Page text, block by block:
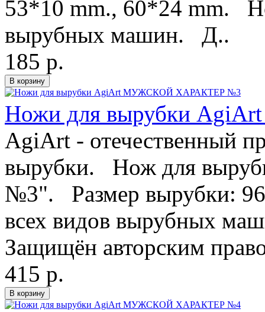
53*10 mm., 60*24 mm.
вырубных машин. Д..
185 р.
Ножи для вырубки
AgiArt - отечественный
вырубки. Нож для
№3". Размер вырубки:
всех видов вырубных
Защищён авторским
415 р.